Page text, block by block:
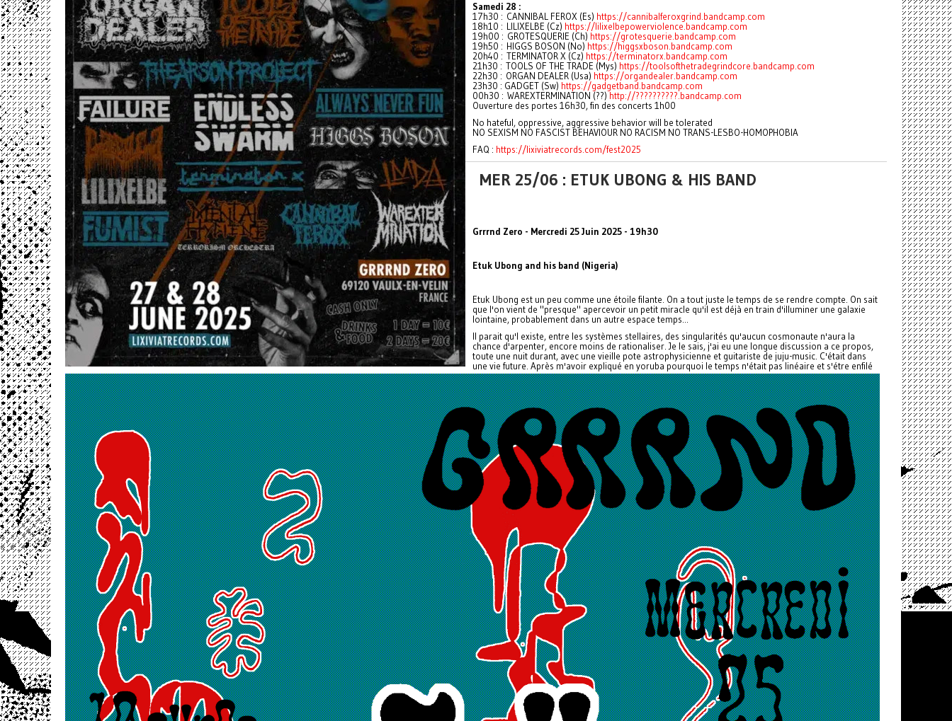
Samedi 28 :
17h30 : CANNIBAL FEROX (Es) https://cannibalferoxgrind.bandcamp.com
18h10 : LILIXELBE (Cz) https://lilixelbepowerviolence.bandcamp.com
19h00 : GROTESQUERIE (Ch) https://grotesquerie.bandcamp.com
19h50 : HIGGS BOSON (No) https://higgsxboson.bandcamp.com
20h40 : TERMINATOR X (Cz) https://terminatorx.bandcamp.com
21h30 : TOOLS OF THE TRADE (Mys) https://toolsofthetradegrindcore.bandcamp.com
22h30 : ORGAN DEALER (Usa) https://organdealer.bandcamp.com
23h30 : GADGET (Sw) https://gadgetband.bandcamp.com
00h30 : WAREXTERMINATION (??) http://??????????.bandcamp.com
Ouverture des portes 16h30, fin des concerts 1h00
No hateful, oppressive, aggressive behavior will be tolerated
NO SEXISM NO FASCIST BEHAVIOUR NO RACISM NO TRANS-LESBO-HOMOPHOBIA
FAQ : https://lixiviatrecords.com/fest2025
MER 25/06 : ETUK UBONG & HIS BAND
Grrrnd Zero - Mercredi 25 Juin 2025 - 19h30
Etuk Ubong and his band (Nigeria)
Etuk Ubong est un peu comme une étoile filante. On a tout juste le temps de se rendre compte. On sait
que l'on vient de "presque" apercevoir un petit miracle qu'il est déjà en train d'illuminer une galaxie
lointaine, probablement dans un autre espace temps...
Il parait qu'l existe, entre les systèmes stellaires, des singularités qu'aucun cosmonaute n'aura la
chance d'arpenter, encore moins de rationaliser. Je le sais, j'ai eu une longue discussion a ce propos,
toute une nuit durant, avec une vieille pote astrophysicienne et guitariste de juju-music. C'était dans
une vie future. Après m'avoir expliqué en yoruba pourquoi le temps n'était pas linéaire et s'étre enfilé